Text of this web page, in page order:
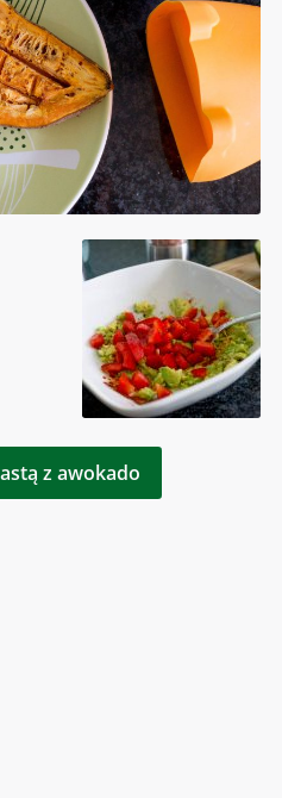
z awokado